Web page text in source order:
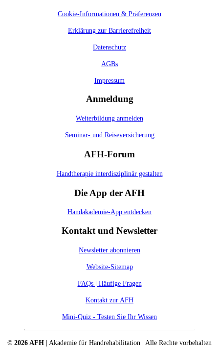
Cookie-Informationen & Präferenzen
Erklärung zur Barrierefreiheit
Datenschutz
AGBs
Impressum
Anmeldung
Weiterbildung anmelden
Seminar- und Reiseversicherung
AFH-Forum
Handtherapie interdisziplinär gestalten
Die App der AFH
Handakademie-App entdecken
Kontakt und Newsletter
Newsletter abonnieren
Website-Sitemap
FAQs | Häufige Fragen
Kontakt zur AFH
Mini-Quiz - Testen Sie Ihr Wissen
© 2026 AFH | Akademie für Handrehabilitation | Alle Rechte vorbehalten